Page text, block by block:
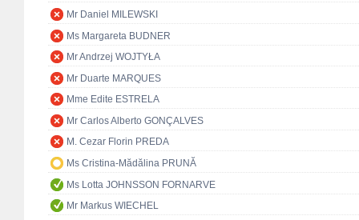
Mr Daniel MILEWSKI
Ms Margareta BUDNER
Mr Andrzej WOJTYŁA
Mr Duarte MARQUES
Mme Edite ESTRELA
Mr Carlos Alberto GONÇALVES
M. Cezar Florin PREDA
Ms Cristina-Mădălina PRUNĂ
Ms Lotta JOHNSSON FORNARVE
Mr Markus WIECHEL